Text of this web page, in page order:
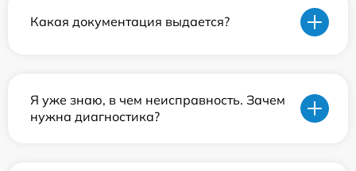
Какая документация выдается?
Я уже знаю, в чем неисправность. Зачем
нужна диагностика?